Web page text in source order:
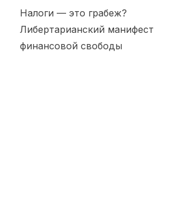
Налоги — это грабеж?
Либертарианский манифест
финансовой свободы